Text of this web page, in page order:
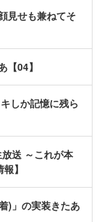
見せも兼ねてそ
【04】
しか記憶に残ら
送 ～これが本
】
)」の実装きたあ